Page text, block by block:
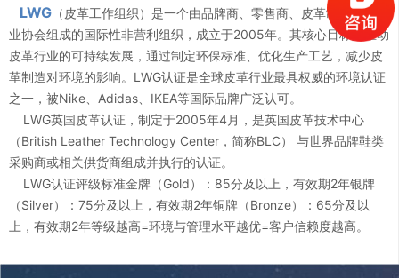
LWG （皮革工作组织）是一个由品牌商、零售商、皮革制造商和行
业协会组成的国际性非营利组织，成立于2005年。其核心目标是推动
皮革行业的可持续发展，通过制定环保标准、优化生产工艺，减少皮
革制造对环境的影响。LWG认证是全球皮革行业最具权威的环境认证
之一，被Nike、Adidas、IKEA等国际品牌广泛认可。
LWG英国皮革认证，制定于2005年4月，是英国皮革技术中心
（British Leather Technology Center，简称BLC） 与世界品牌鞋类
采购商或相关供货商组成并执行的认证。
LWG认证评级标准金牌（Gold）：85分及以上，有效期2年银牌
（Silver）：75分及以上，有效期2年铜牌（Bronze）：65分及以
上，有效期2年等级越高=环境与管理水平越优=客户信赖度越高。
0
1
3
4
5
6
7
4
5
6
7
8
0
1
2